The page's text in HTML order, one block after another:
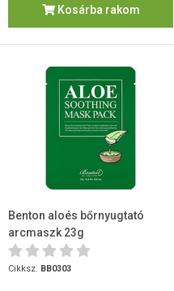
Kosárba rakom
Benton aloés bőrnyugtató
arcmaszk 23g
Cikksz. BB0303